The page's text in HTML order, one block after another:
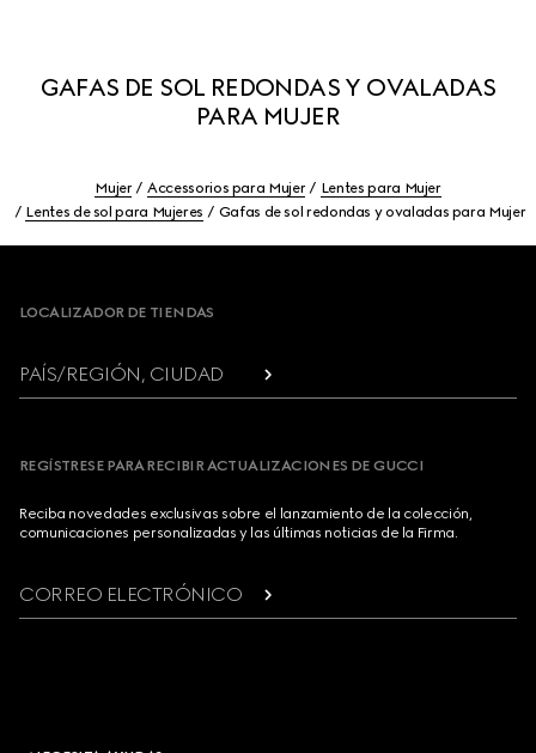
GAFAS DE SOL REDONDAS Y OVALADAS
PARA MUJER
Mujer Accessorios para Mujer
Lentes para Mujer
Lentes de sol para Mujeres
Gafas de sol redondas y ovaladas para Mujer
LOCALIZADOR DE TIENDAS
PAÍS/REGIÓN, CIUDAD
REGÍSTRESE PARA RECIBIR ACTUALIZACIONES DE GUCCI
Reciba novedades exclusivas sobre el lanzamiento de la colección,
comunicaciones personalizadas y las últimas noticias de la Firma.
CORREO ELECTRÓNICO